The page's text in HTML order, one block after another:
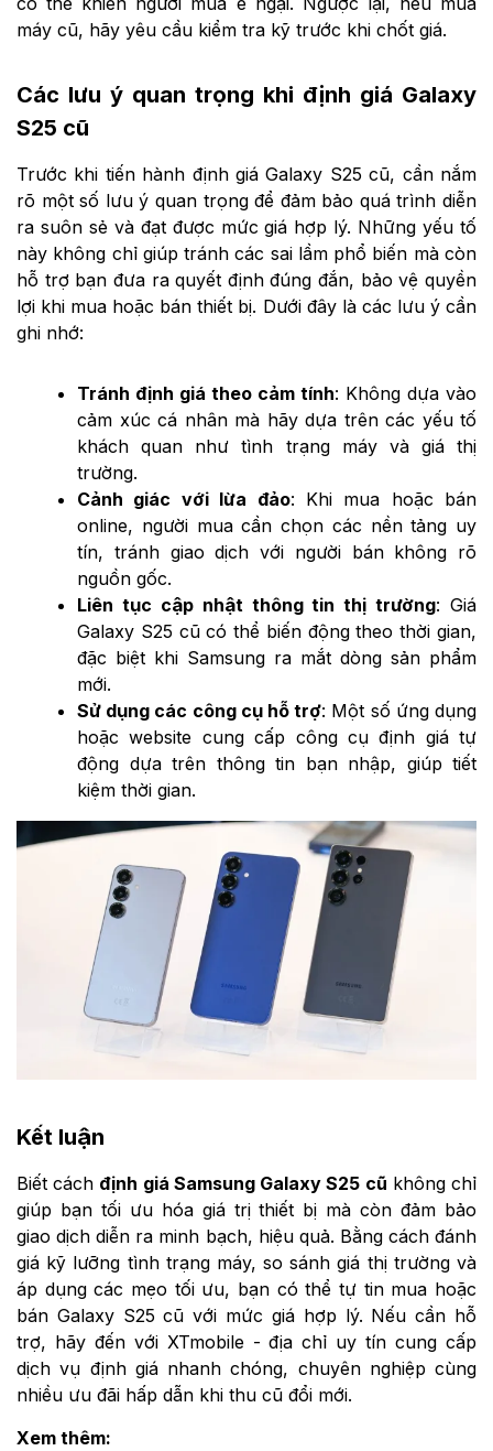
máy cũ, hãy yêu cầu kiểm tra kỹ trước khi chốt giá.
Các lưu ý quan trọng khi định giá Galaxy
S25 cũ
Trước khi tiến hành định giá Galaxy S25 cũ, cần nắm
rõ một số lưu ý quan trọng để đảm bảo quá trình diễn
ra suôn sẻ và đạt được mức giá hợp lý. Những yếu tố
này không chỉ giúp tránh các sai lầm phổ biến mà còn
hỗ trợ bạn đưa ra quyết định đúng đắn, bảo vệ quyền
lợi khi mua hoặc bán thiết bị. Dưới đây là các lưu ý cần
ghi nhớ:
Tránh định giá theo cảm tính: Không dựa vào
cảm xúc cá nhân mà hãy dựa trên các yếu tố
khách quan như tình trạng máy và giá thị
trường.
Cảnh giác với lừa đảo: Khi mua hoặc bán
online, người mua cần chọn các nền tảng uy
tín, tránh giao dịch với người bán không rõ
nguồn gốc.
Liên tục cập nhật thông tin thị trường: Giá
Galaxy S25 cũ có thể biến động theo thời gian,
đặc biệt khi Samsung ra mắt dòng sản phẩm
mới.
Sử dụng các công cụ hỗ trợ: Một số ứng dụng
hoặc website cung cấp công cụ định giá tự
động dựa trên thông tin bạn nhập, giúp tiết
kiệm thời gian.
Kết luận
Biết cách định giá Samsung Galaxy S25 cũ không chỉ
giúp bạn tối ưu hóa giá trị thiết bị mà còn đảm bảo
giao dịch diễn ra minh bạch, hiệu quả. Bằng cách đánh
giá kỹ lưỡng tình trạng máy, so sánh giá thị trường và
áp dụng các mẹo tối ưu, bạn có thể tự tin mua hoặc
bán Galaxy S25 cũ với mức giá hợp lý. Nếu cần hỗ
trợ, hãy đến với XTmobile - địa chỉ uy tín cung cấp
dịch vụ định giá nhanh chóng, chuyên nghiệp cùng
nhiều ưu đãi hấp dẫn khi thu cũ đổi mới.
Xem thêm: